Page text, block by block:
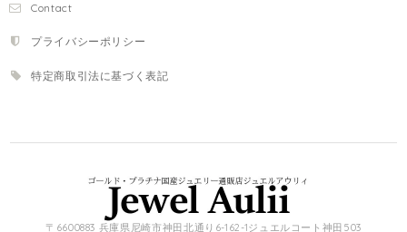
Contact
プライバシーポリシー
特定商取引法に基づく表記
〒6600883 兵庫県尼崎市神田北通り6-162-1ジュエルコート神田503